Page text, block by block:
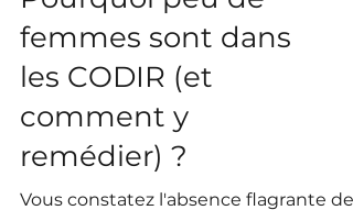
Pourquoi peu de
femmes sont dans
les CODIR (et
comment y
remédier) ?